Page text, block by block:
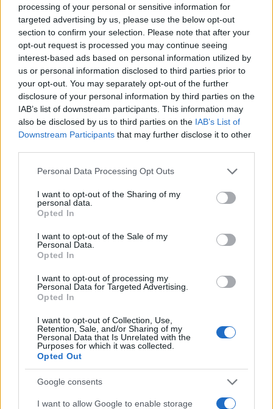
processing of your personal or sensitive information for
targeted advertising by us, please use the below opt-out
section to confirm your selection. Please note that after your
opt-out request is processed you may continue seeing
interest-based ads based on personal information utilized by
us or personal information disclosed to third parties prior to
your opt-out. You may separately opt-out of the further
disclosure of your personal information by third parties on the
IAB’s list of downstream participants. This information may
also be disclosed by us to third parties on the IAB’s List of
Downstream Participants that may further disclose it to other
Please note that this website/app uses one or more Google
not limited to your visit or usage behaviour. You may click to
grant or deny consent to Google and its third-party tags to
use your data for below specified purposes in below Google
consent section.
Personal Data Processing Opt Outs
I want to opt-out of the Sharing of my
personal data.
Opted In
I want to opt-out of the Sale of my
Personal Data.
Opted In
I want to opt-out of processing my
Personal Data for Targeted Advertising.
Opted In
I want to opt-out of Collection, Use,
Retention, Sale, and/or Sharing of my
Personal Data that Is Unrelated with the
Purposes for which it was collected.
Opted Out
Google consents
I want to allow Google to enable storage